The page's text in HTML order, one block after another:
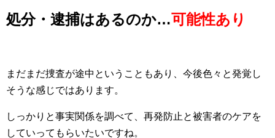
処分・逮捕はあるのか…可能性あり
まだまだ捜査が途中ということもあり、今後色々と発覚し
そうな感じではあります。
しっかりと事実関係を調べて、再発防止と被害者のケアを
していってもらいたいですね。